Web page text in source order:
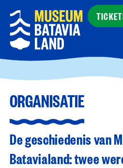
ORGANISATIE
De geschiedenis van
Batavialand: twee